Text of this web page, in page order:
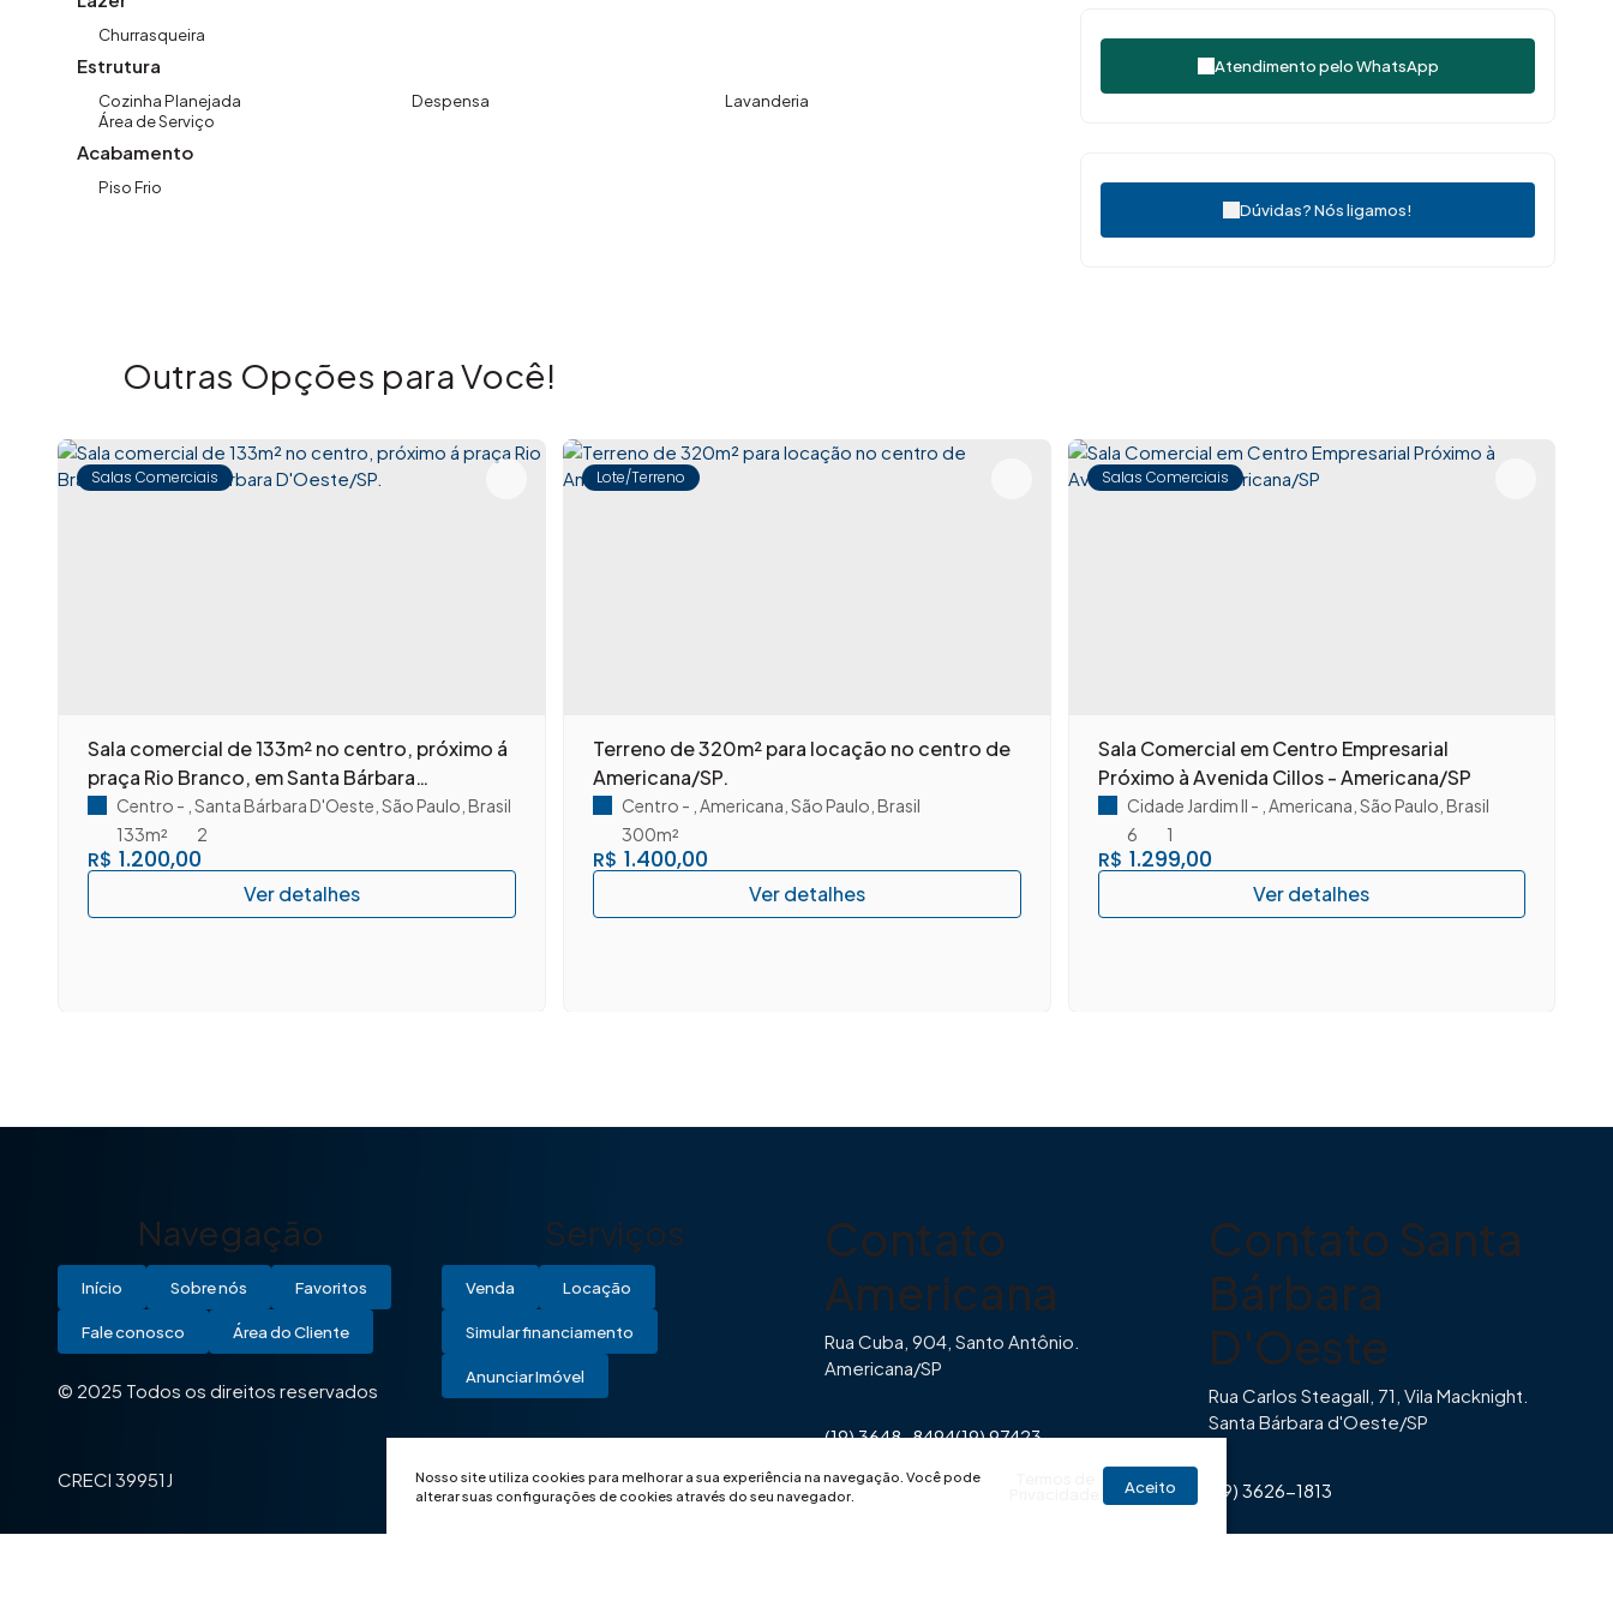
Nosso site utiliza cookies para melhorar a sua experiência na navegação. Você pode
alterar suas configurações de cookies através do seu navegador.
Aceito
Imovibe Imóveis
A imobiliária que causa magia em VOCÊ!
Churrasqueira
Estrutura
Cozinha Planejada Despensa
Lavanderia
Área de Serviço
Acabamento
Piso Frio
Atendimento peloWhatsApp
Dúvidas? Nós ligamos!
Outras Opções para Você!
Salas Comerciais
Sala comercial de 133m² no centro, próximo á
praça Rio Branco, em Santa Bárbara
D'Oeste/SP.
R$ 1.200,00
Centro ,Santa Bárbara D'Oeste ,São Paulo ,Brasil
2
133m²
Lote/Terreno
Terreno de 320m² para locação no centro de
Americana/SP.
R$ 1.400,00
Centro Americana São Paulo Brasil
300m²
Salas Comerciais
Sala Comercial em Centro Empresarial
Próximo à Avenida Cillos - Americana/SP
R$ 1.299,00
Cidade Jardim II Americana São Paulo Brasil
6
1
Navegação
Início Sobre nós Favoritos
Fale conosco Área do Cliente
© 2025 Todos os direitos reservados
CRECI 39951J
Serviços
Venda Locação
Simular financiamento
Anunciar Imóvel
Contato
Americana
Rua Cuba, 904, Santo Antônio.
Americana/SP
(19) 3648-8494(19) 97423-
Contato Santa
Bárbara
D'Oeste
Rua Carlos Steagall, 71, Vila Macknight.
Santa Bárbara d'Oeste/SP
(19) 3626-1813